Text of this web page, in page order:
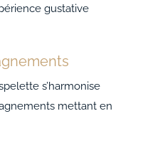
gustative
s’harmonise
mettant en